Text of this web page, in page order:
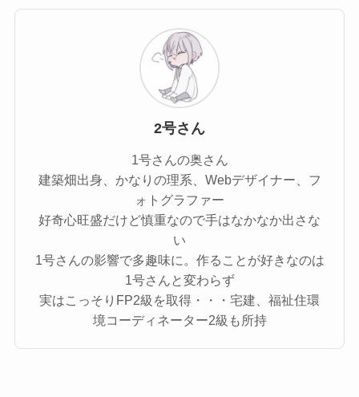
2号さん
1号さんの奥さん
建築畑出身、かなりの理系、Webデザイナー、フ
ォトグラファー
好奇心旺盛だけど慎重なので手はなかなか出さな
い
1号さんの影響で多趣味に。作ることが好きなのは
1号さんと変わらず
実はこっそりFP2級を取得・・・宅建、福祉住環
境コーディネーター2級も所持